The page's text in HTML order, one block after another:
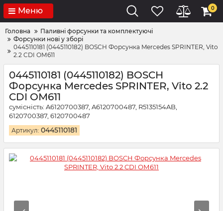
Меню 0
Головна
Паливні форсунки та комплектуючі
Форсунки нові у зборі
0445110181 (0445110182) BOSCH Форсунка Mercedes SPRINTER, Vito
2.2 CDI ОМ611
0445110181 (0445110182) BOSCH
Форсунка Mercedes SPRINTER, Vito 2.2
CDI ОМ611
сумісність: A6120700387, A6120700487, R5135154AB,
6120700387, 6120700487
Артикул: 0445110181